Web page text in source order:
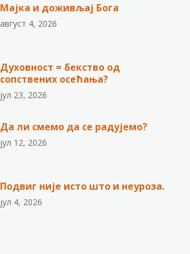
Мајка и доживљај Бога
август 4, 2026
Духовност = бекство од
сопствених осећања?
јул 23, 2026
Да ли смемо да се радујемо?
јул 12, 2026
Подвиг није исто што и неуроза.
јул 4, 2026